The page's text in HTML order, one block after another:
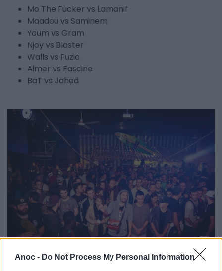
Anoc - Do Not Process My Personal Information
Mo The Fucker vs Lamanif
Maadou vs Saminem
Youm vs Gram
Njoy vs Blaster
Walls vs Fuzio
Aimer vs Fascine
BaT vs Jahed
Infos pratiques: